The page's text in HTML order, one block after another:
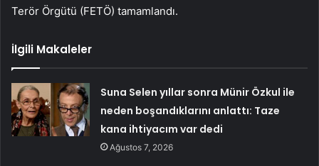
Terör Örgütü (FETÖ) tamamlandı.
İlgili Makaleler
Suna Selen yıllar sonra Münir Özkul ile
neden boşandıklarını anlattı: Taze
kana ihtiyacım var dedi
Ağustos 7, 2026